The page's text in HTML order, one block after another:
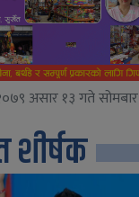
असार १३ गते सोमबार
शीर्षक